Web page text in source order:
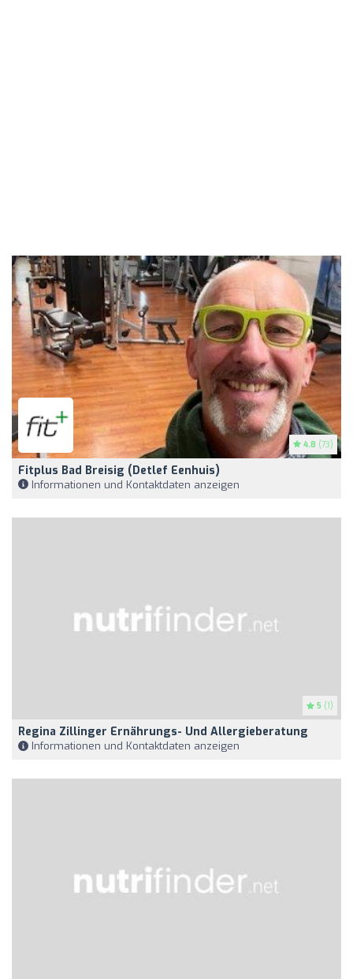
4.8 (73)
Fitplus Bad Breisig (Detlef Eenhuis)
Informationen und Kontaktdaten anzeigen
5 (1)
Regina Zillinger Ernährungs- Und Allergieberatung
Informationen und Kontaktdaten anzeigen